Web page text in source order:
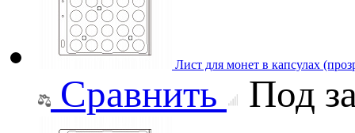
Лист для монет в капсулах
Сравнить Под